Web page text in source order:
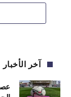
آخر الأخبار